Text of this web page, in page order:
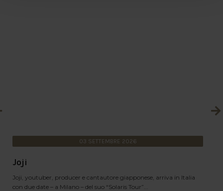
03 SETTEMBRE 2026
Joji
Joji, youtuber, producer e cantautore giapponese, arriva in Italia
con due date – a Milano – del suo “Solaris Tour”...